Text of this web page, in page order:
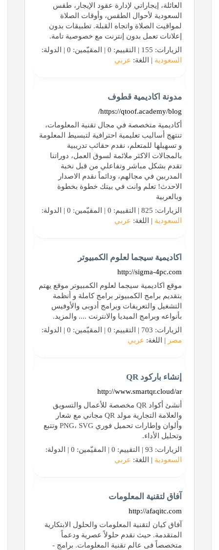
العائلة، إيجاراتي لإدارة عقود الإيجار، طقس
السعودية لأحوال الطقس، وأوقات الصلاة
لمواقيت الصلاة واتجاه القبلة. تطبيقات بدون
إعلانات تعمل بدون إنترنت مع خصوصية تامة.
الزيارات: 155 | التقييم: 0 | المقيّمين: 0 | الدولة:
السعودية | اللغة: عربي
مدونة اكاديمية قطوف
https://qtoof.academy/blog/
أكاديمية متخصصة في مجال تقنية المعلومات،
تنتهج أساليب تعليمية احترافية لتبسيط المعلومة
و تسهيلها للمتعلم، نقدم حقائب تدريبية
بالمجالات الاكثر ملائمة لسوق العمل، دوراتنا
تقدم بشكل مباشر وتفاعلي من قبل نخبة
المدربين في مجالهم، ودائماً نقدم الاصدار
الاحدث! تعلم وانت في بيتك خطوة بخطوة
وبالعربية
الزيارات: 825 | التقييم: 0 | المقيّمين: 0 | الدولة:
السعودية | اللغة: عربي
اكاديمية سيجما لعلوم الكمبيوتر
http://sigma-4pc.com
موقع اكاديمية سيجما لعلوم الكمبيوتر موقع يهتم
بتقديم برامج الكمبيوتر برامج كاملة و أنظمة
التشغيل والتعريفات وبرامج أدوبى والأوفيس
بأنواعه وبرامج الميديا والانترنت .... والمزيد.
الزيارات: 703 | التقييم: 0 | المقيّمين: 0 | الدولة:
مصر | اللغة: عربي
إنشاء باركود QR
http://www.smartqr.cloud/ar
أنشئ أكواد QR مخصصة للأعمال والتسويق
والعلامة التجارية مولد QR مجاني مع شعار
وألوان وإطارات تحميل فوري PNG، SVG وتتبع
وتحليل الأداء.
الزيارات: 93 | التقييم: 0 | المقيّمين: 0 | الدولة:
السعودية | اللغة: عربي
آفاق لتقنية المعلومات
http://afaqitc.com
آفاق كيان لتقنية المعلومات والحلول الابتكارية
المتقدمة. حيث نقدم حلولاً عصرية ودعماً
متخصصاً فى عالم تقنية المعلومات. برامج -